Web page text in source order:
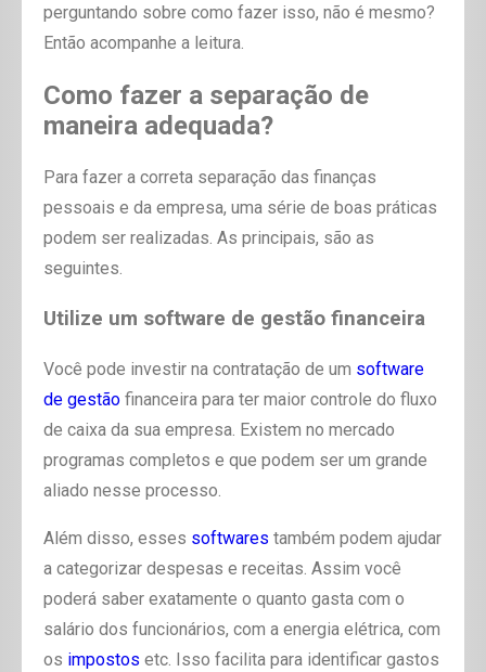
perguntando sobre como fazer isso, não é mesmo?
Então acompanhe a leitura.
Como fazer a separação de
maneira adequada?
Para fazer a correta separação das finanças
pessoais e da empresa, uma série de boas práticas
podem ser realizadas. As principais, são as
seguintes.
Utilize um software de gestão financeira
Você pode investir na contratação de um software
de gestão financeira para ter maior controle do fluxo
de caixa da sua empresa. Existem no mercado
programas completos e que podem ser um grande
aliado nesse processo.
Além disso, esses softwares também podem ajudar
a categorizar despesas e receitas. Assim você
poderá saber exatamente o quanto gasta com o
salário dos funcionários, com a energia elétrica, com
os impostos etc. Isso facilita para identificar gastos